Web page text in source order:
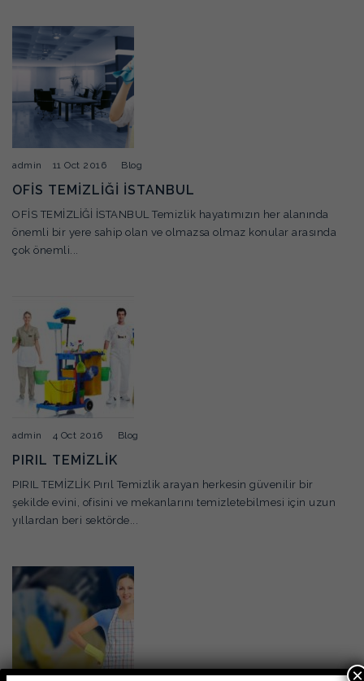
admin 11 Oct 2016 Blog
OFİS TEMİZLİĞİ İSTANBUL
OFİS TEMİZLİĞİ İSTANBUL Temizlik hayatımızın her alanında
önemli bir yere sahip olan ve olmazsa olmaz konular arasında
çok önemli...
admin 4 Oct 2016 Blog
PIRIL TEMİZLİK
PIRIL TEMİZLİK Pırıl Temizlik arayan herkesin güvenilir bir
şekilde evini, ofisini ve mekanlarını temizletebilmesi için uzun
yıllardan beri sektörde...
×